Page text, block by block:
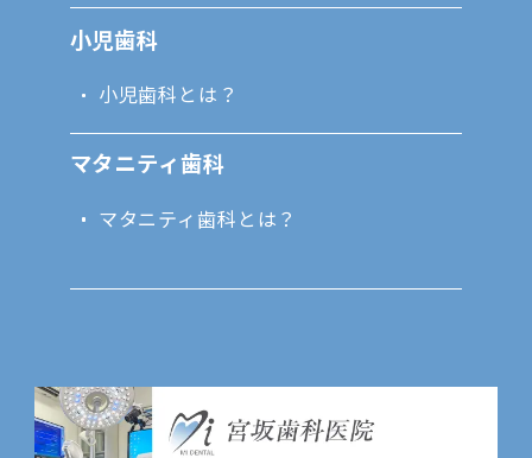
小児歯科
小児歯科とは？
マタニティ歯科
マタニティ歯科とは？